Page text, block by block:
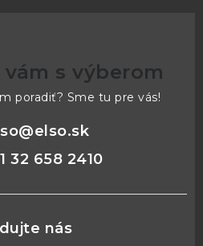
s výberom
poradiť? Sme tu pre vás!
@elso.sk
32 658 2410